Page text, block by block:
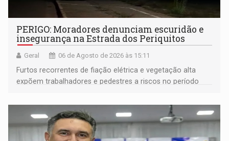
PERIGO: Moradores denunciam escuridão e
insegurança na Estrada dos Periquitos
Geral 06 de Agosto de 2026 às 15:11
Furtos recorrentes de fiação elétrica e vegetação alta
expõem trabalhadores e pedestres a riscos no período